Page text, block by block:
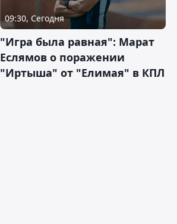
09:30, Сегодня
"Игра была равная": Марат
Еслямов о поражении
"Иртыша" от "Елимая" в КПЛ